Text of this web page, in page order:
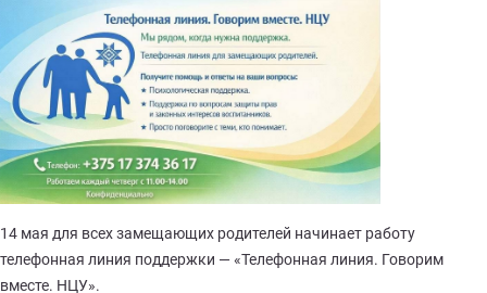
14 мая для всех замещающих родителей начинает работу
телефонная линия поддержки — «Телефонная линия. Говорим
вместе. НЦУ».